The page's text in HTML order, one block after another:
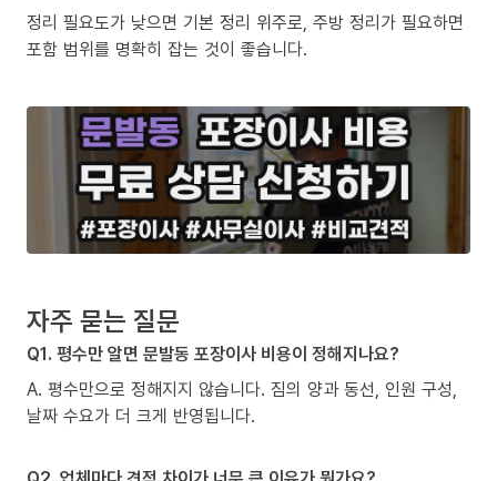
정리 필요도가 낮으면 기본 정리 위주로, 주방 정리가 필요하면
포함 범위를 명확히 잡는 것이 좋습니다.
자주 묻는 질문
Q1. 평수만 알면 문발동 포장이사 비용이 정해지나요?
A. 평수만으로 정해지지 않습니다. 짐의 양과 동선, 인원 구성,
날짜 수요가 더 크게 반영됩니다.